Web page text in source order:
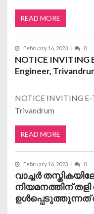
READ MORE
February 16, 2023 0
NOTICE INVITING
Engineer,
NOTICE INVITING E-
Trivandrum
READ MORE
February 16, 2023 0
വാച്ചർ
നിയമനത്തിന് തളി
ഉൾപ്പെടുത്തുന്നത്